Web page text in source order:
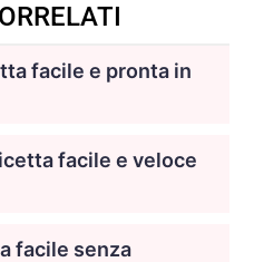
facile e pronta in
facile e veloce
facile senza